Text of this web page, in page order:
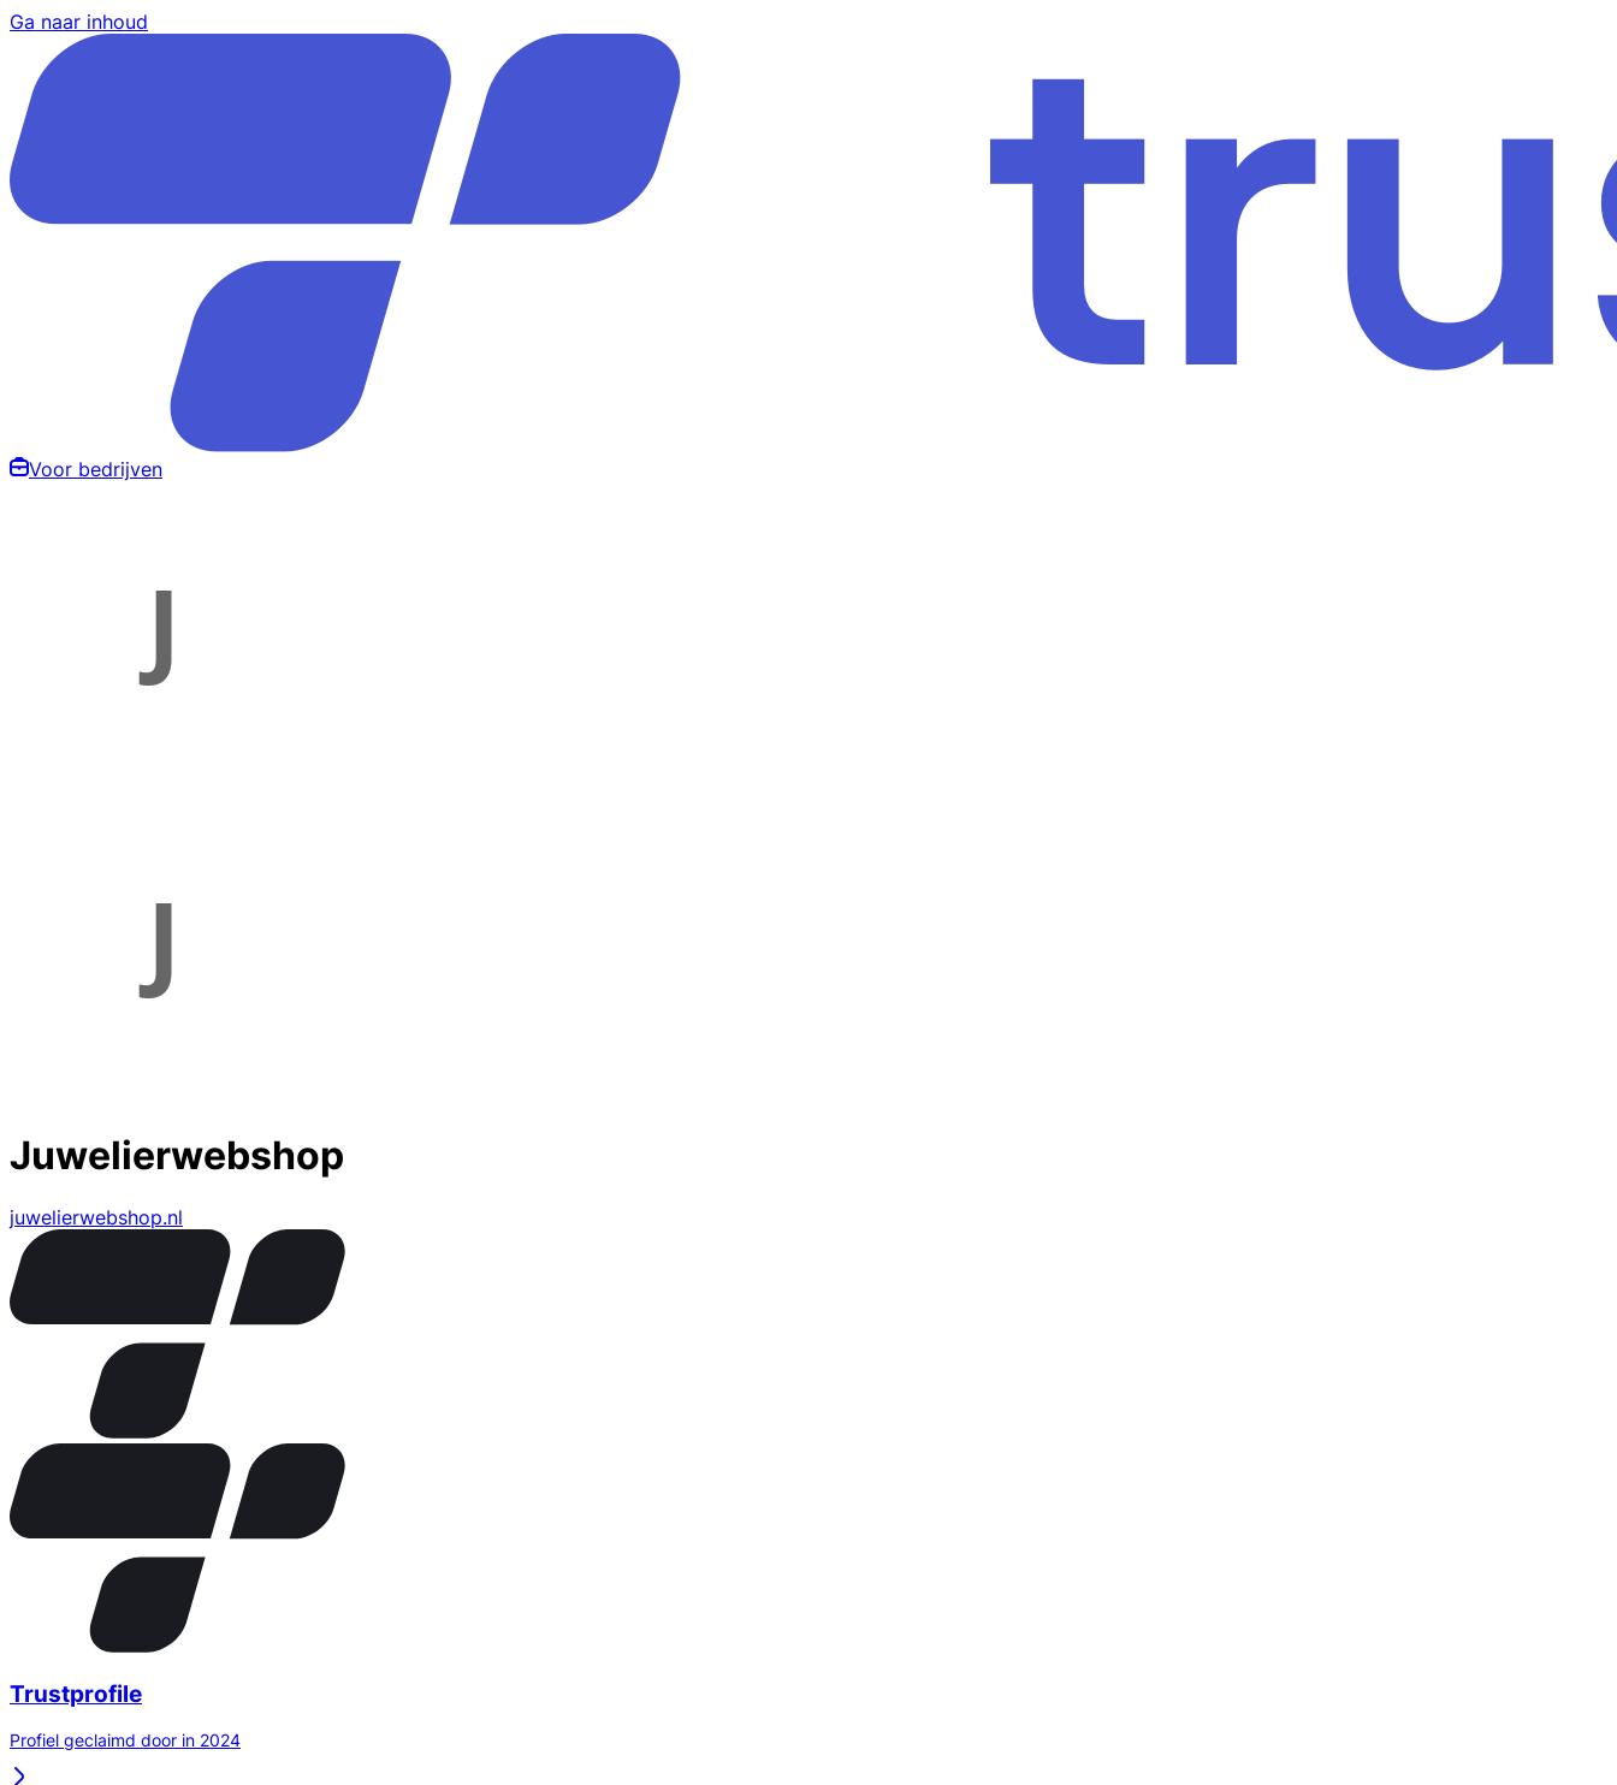
Ga naar inhoud
Voor bedrijven
Juwelierwebshop
juwelierwebshop.nl
Trustprofile
Profiel geclaimd door in 2024